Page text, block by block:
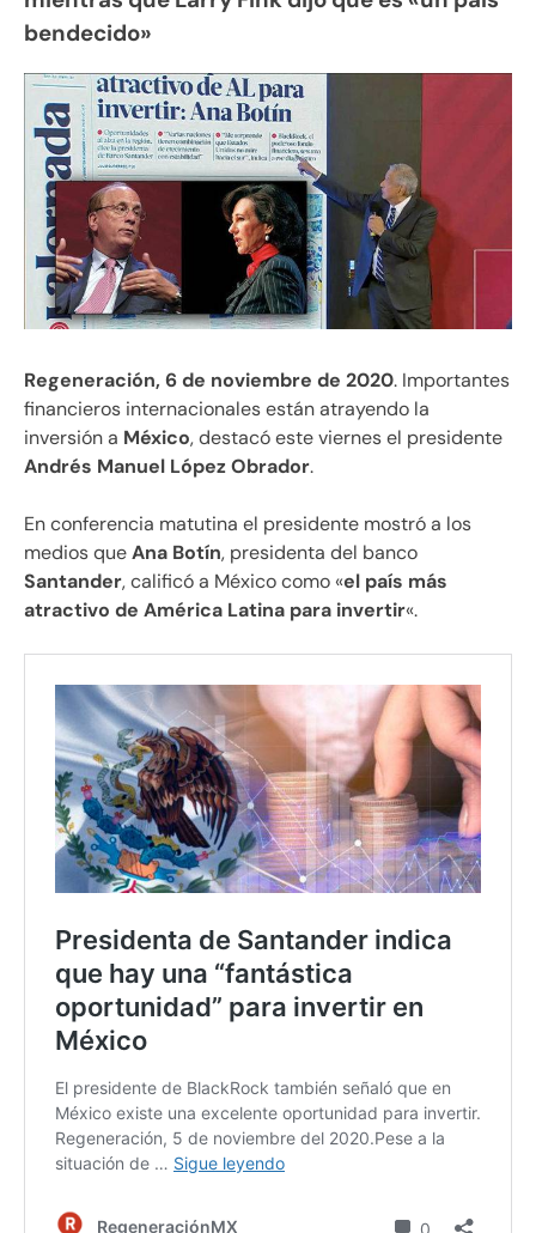
bendecido»
Regeneración, 6 de noviembre de 2020. Importantes
financieros internacionales están atrayendo la
inversión a México, destacó este viernes el presidente
Andrés Manuel López Obrador.
En conferencia matutina el presidente mostró a los
medios queAna Botín, presidenta del banco
Santander, calificó a México como «el país más
atractivo de América Latina para invertir«.